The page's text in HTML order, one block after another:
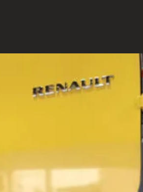
どのご連絡方法意外にも、オンラインでの
ームにて、オンラインでのご連絡をご希